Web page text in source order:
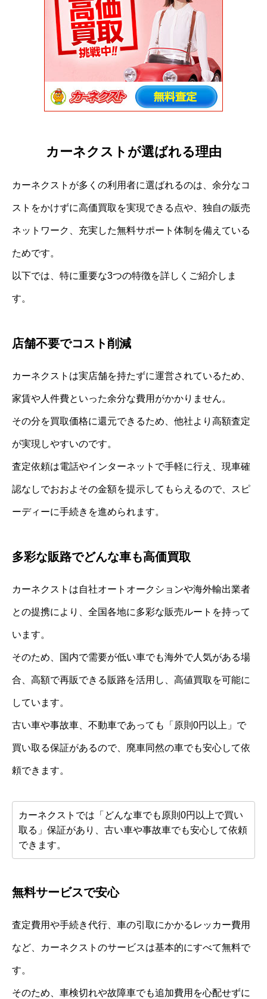
カーネクストが選ばれる理由
カーネクストが多くの利用者に選ばれるのは、余分なコ
ストをかけずに高価買取を実現できる点や、独自の販売
ネットワーク、充実した無料サポート体制を備えている
ためです。
以下では、特に重要な3つの特徴を詳しくご紹介しま
す。
店舗不要でコスト削減
カーネクストは実店舗を持たずに運営されているため、
家賃や人件費といった余分な費用がかかりません。
その分を買取価格に還元できるため、他社より高額査定
が実現しやすいのです。
査定依頼は電話やインターネットで手軽に行え、現車確
認なしでおおよその金額を提示してもらえるので、スピ
ーディーに手続きを進められます。
多彩な販路でどんな車も高価買取
カーネクストは自社オートオークションや海外輸出業者
との提携により、全国各地に多彩な販売ルートを持って
います。
そのため、国内で需要が低い車でも海外で人気がある場
合、高額で再販できる販路を活用し、高値買取を可能に
しています。
古い車や事故車、不動車であっても「原則0円以上」で
買い取る保証があるので、廃車同然の車でも安心して依
頼できます。
カーネクストでは「どんな車でも原則0円以上で買い
取る」保証があり、古い車や事故車でも安心して依頼
できます。
無料サービスで安心
査定費用や手続き代行、車の引取にかかるレッカー費用
など、カーネクストのサービスは基本的にすべて無料で
す。
そのため、車検切れや故障車でも追加費用を心配せずに